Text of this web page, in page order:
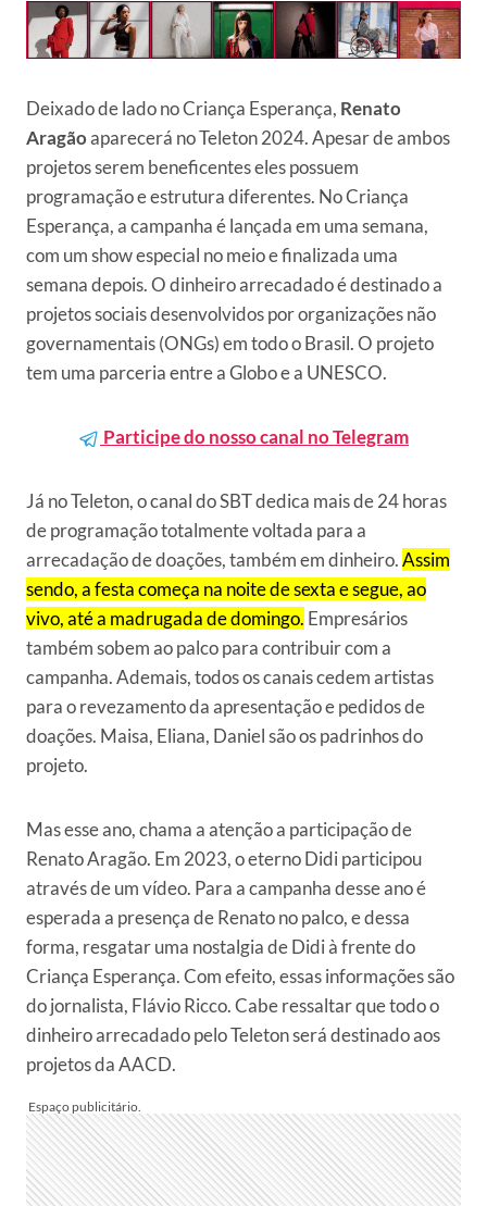
Deixado de lado no Criança Esperança, Renato
Aragãoaparecerá no Teleton 2024. Apesar de ambos
projetos serem beneficentes eles possuem
programação e estrutura diferentes. No Criança
Esperança, a campanha é lançada em uma semana,
com um show especial no meio e finalizada uma
semana depois. O dinheiro arrecadado é destinado a
projetos sociais desenvolvidos por organizações não
governamentais (ONGs) em todo o Brasil. O projeto
tem uma parceria entre a Globo e a UNESCO.
Participe do nosso canal no Telegram
Já no Teleton, o canal do SBT dedica mais de 24 horas
de programação totalmente voltada para a
arrecadação de doações, também em dinheiro.Assim
sendo, a festa começa na noite de sexta e segue, ao
vivo, até a madrugada de domingo. Empresários
também sobem ao palco para contribuir com a
campanha. Ademais, todos os canais cedem artistas
para o revezamento da apresentação e pedidos de
doações. Maisa, Eliana, Daniel são os padrinhos do
projeto.
Mas esse ano, chama a atenção a participação de
Renato Aragão. Em 2023, o eterno Didi participou
através de um vídeo. Para a campanha desse ano é
esperada a presença de Renato no palco, e dessa
forma, resgatar uma nostalgia de Didi à frente do
Criança Esperança. Com efeito, essas informações são
do jornalista, Flávio Ricco. Cabe ressaltar que todo o
dinheiro arrecadado pelo Teleton será destinado aos
projetos da AACD.